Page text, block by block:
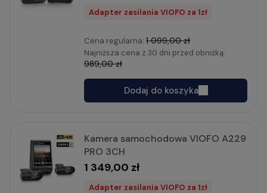
Adapter zasilania VIOFO za 1zł
Cena regularna: 1 099,00 zł
Najniższa cena z 30 dni przed obniżką:
989,00 zł
Dodaj do koszyka
Kamera samochodowa VIOFO A229
PRO 3CH
1 349,00 zł
Adapter zasilania VIOFO za 1zł